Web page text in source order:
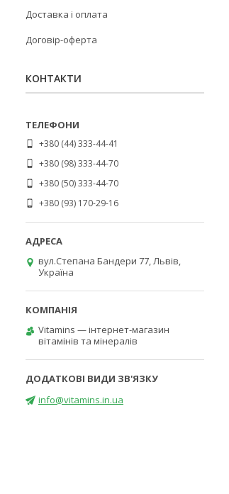
Доставка і оплата
Договір-оферта
КОНТАКТИ
+380 (44) 333-44-41
+380 (98) 333-44-70
+380 (50) 333-44-70
+380 (93) 170-29-16
вул.Степана Бандери 77, Львів,
Україна
Vitamins — інтернет-магазин
вітамінів та мінералів
info@vitamins.in.ua